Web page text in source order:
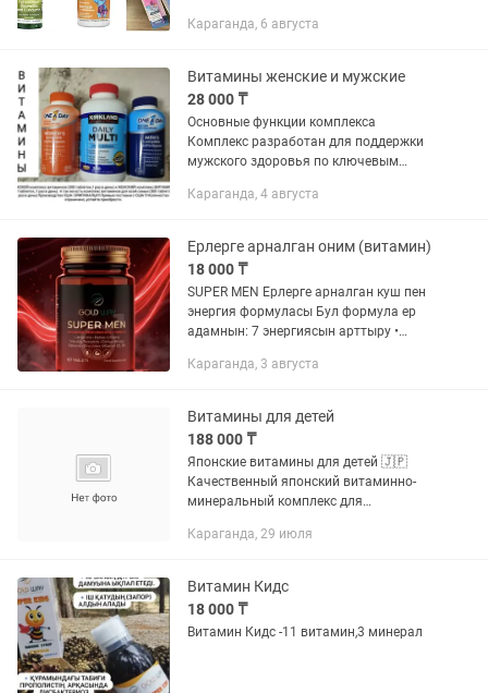
Караганда, 6 августа
Витамины женские и мужские
28 000 ₸
Основные функции комплекса
Комплекс разработан для поддержки
мужского здоровья по ключевым
витамины группы B, фолиевая кислота,
Караганда, 4 августа
Ерлерге арналган оним (витамин)
18 000 ₸
SUPER MEN Ерлерге арналган куш пен
энергия формуласы Бул формула ер
адамнын: 7 энергиясын арттыру •
жаксарту тестостерон балансын
Караганда, 3 августа
Витамины для детей
188 000 ₸
Японские витамины для детей 🇯🇵
Качественный японский витаминно-
минеральный комплекс для
организма. ✅ Помогает восполнить
Караганда, 29 июля
Витамин Кидс
18 000 ₸
Витамин Кидс -11 витамин,3 минерал